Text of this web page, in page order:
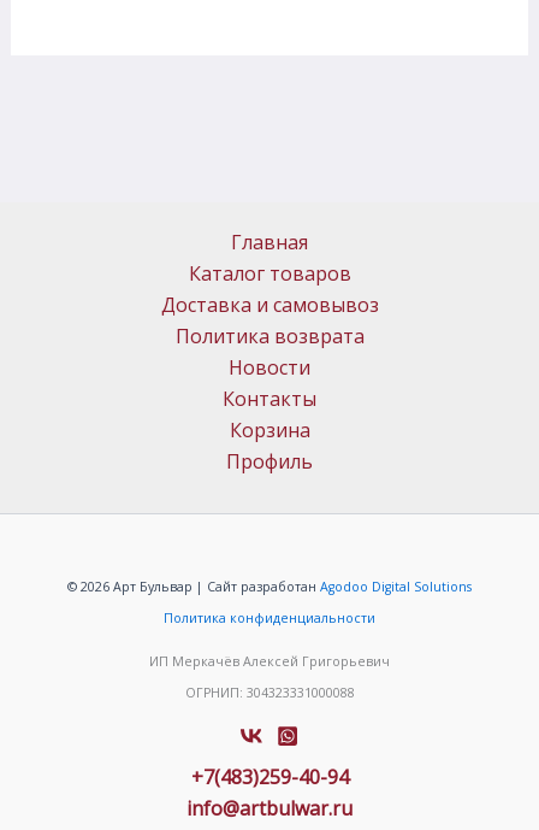
Главная
Каталог товаров
Доставка и самовывоз
Политика возврата
Новости
Контакты
Корзина
Профиль
© 2026 Арт Бульвар | Сайт разработан Agodoo Digital Solutions
Политика конфиденциальности
ИП Меркачёв Алексей Григорьевич
ОГРНИП: 304323331000088
+7(483)259-40-94
info@artbulwar.ru